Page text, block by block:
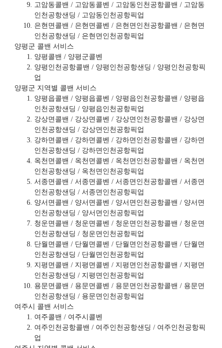
고암동콜밴 / 고암동콜벤 / 고암동인천공항콜밴 / 고암동
인천공항샌딩 / 고암동인천공항픽업
은현면콜밴 / 은현면콜벤 / 은현면인천공항콜밴 / 은현면
인천공항샌딩 / 은현면인천공항픽업
양평군 콜밴 서비스
양평콜밴 / 양평군콜벤
양평인천공항콜밴 / 양평인천공항샌딩 / 양평인천공항픽
업
양평군 지역별 콜밴 서비스
양평읍콜밴 / 양평읍콜벤 / 양평읍인천공항콜밴 / 양평읍
인천공항샌딩 / 양평읍인천공항픽업
강상면콜밴 / 강상면콜벤 / 강상면인천공항콜밴 / 강상면
인천공항샌딩 / 강상면인천공항픽업
강하면콜밴 / 강하면콜벤 / 강하면인천공항콜밴 / 강하면
인천공항샌딩 / 강하면인천공항픽업
옥천면콜밴 / 옥천면콜벤 / 옥천면인천공항콜밴 / 옥천면
인천공항샌딩 / 옥천면인천공항픽업
서종면콜밴 / 서종면콜벤 / 서종면인천공항콜밴 / 서종면
인천공항샌딩 / 서종면인천공항픽업
양서면콜밴 / 양서면콜벤 / 양서면인천공항콜밴 / 양서면
인천공항샌딩 / 양서면인천공항픽업
청운면콜밴 / 청운면콜벤 / 청운면인천공항콜밴 / 청운면
인천공항샌딩 / 청운면인천공항픽업
단월면콜밴 / 단월면콜벤 / 단월면인천공항콜밴 / 단월면
인천공항샌딩 / 단월면인천공항픽업
지평면콜밴 / 지평면콜벤 / 지평면인천공항콜밴 / 지평면
인천공항샌딩 / 지평면인천공항픽업
용문면콜밴 / 용문면콜벤 / 용문면인천공항콜밴 / 용문면
인천공항샌딩 / 용문면인천공항픽업
여주시 콜밴 서비스
여주콜밴 / 여주시콜벤
여주인천공항콜밴 / 여주인천공항샌딩 / 여주인천공항픽
업